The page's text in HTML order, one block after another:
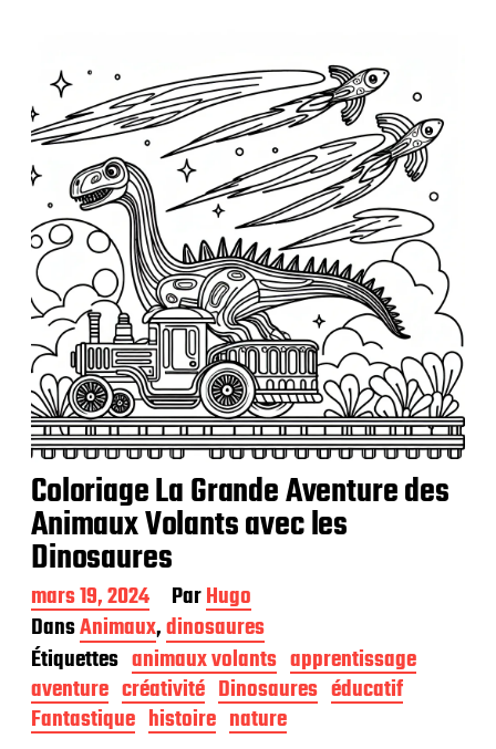
a
t
i
o
Coloriage La Grande Aventure des
Animaux Volants avec les
Dinosaures
D
a
t
e
d
e
p
mars 19, 2024 ParHugo
DansAnimaux,dinosaures
Étiquettes animaux volants apprentissage
aventure créativité Dinosaures éducatif
Fantastique histoire nature